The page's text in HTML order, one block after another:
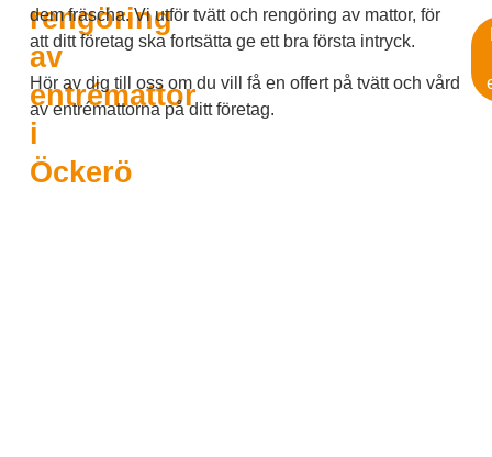
rengöring
av
entrémattor
i
Öckerö
dem fräscha. Vi utför tvätt och rengöring av mattor, för
att ditt företag ska fortsätta ge ett bra första intryck.
Hör av dig till oss om du vill få en offert på tvätt och vård
av entrémattorna på ditt företag.